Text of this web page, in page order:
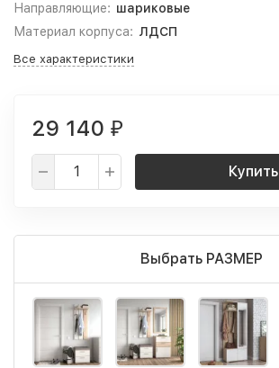
Направляющие: шариковые
Материал корпуса: ЛДСП
Все характеристики
29 140 ₽
Купить
Выбрать РАЗМЕР